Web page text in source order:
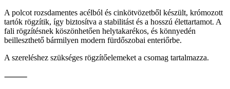
A polcot rozsdamentes acélból és cinkötvözetből készült, krómozott
tartók rögzítik, így biztosítva a stabilitást és a hosszú élettartamot. A
fali rögzítésnek köszönhetően helytakarékos, és könnyedén
beilleszthető bármilyen modern fürdőszobai enteriőrbe.
A szereléshez szükséges rögzítőelemeket a csomag tartalmazza.
⸻